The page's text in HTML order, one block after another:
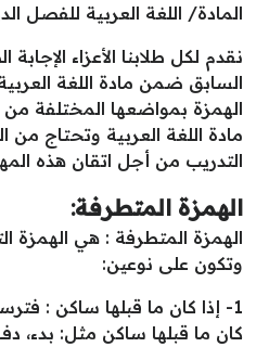
المادة/ اللغة العربية للفصل
نقدم لكل طلابنا الأعزاء
السابق ضمن مادة اللغة
الهمزة بمواضعها المختلفة
مادة اللغة العربية وتحتاج من
التدريب من أجل اتقان هذه
الهمزة المتطرفة:
الهمزة المتطرفة : هي الهمزة
وتكون على نوعين:
1- إذا كان ما قبلها ساكن :
كان ما قبلها ساكن مثل: بدء،